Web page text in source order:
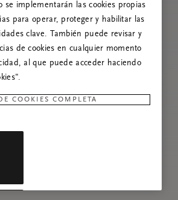
se implementarán las cookies propias
para operar, proteger y habilitar las
clave. También puede revisar y
de cookies en cualquier momento
al que puede acceder haciendo
COOKIES COMPLETA